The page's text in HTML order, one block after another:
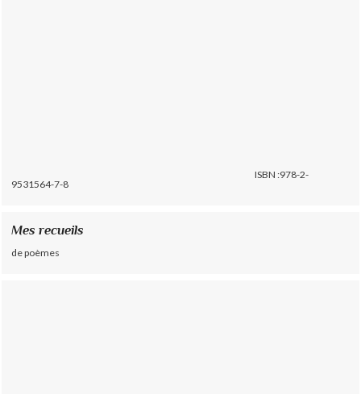
ISBN :978-2-
9531564-7-8
Mes recueils
de poèmes